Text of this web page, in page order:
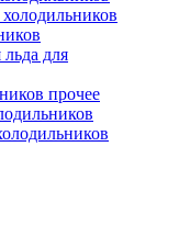
для
прочее